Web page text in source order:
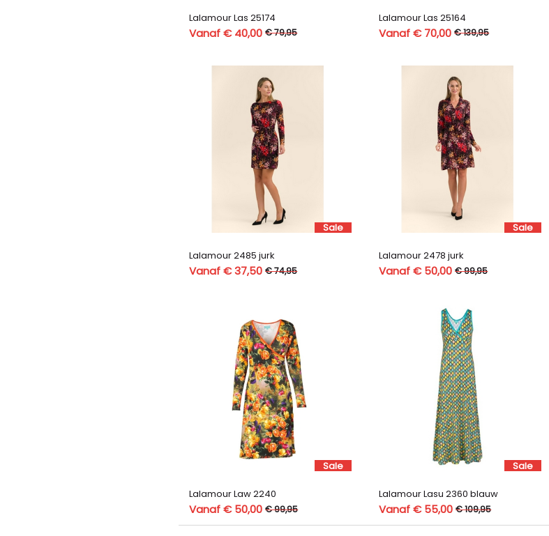
Lalamour Las 25174
Vanaf € 40,00 € 79,95
Lalamour Las 25164
Vanaf € 70,00 € 139,95
Sale
Lalamour 2485 jurk
Vanaf € 37,50 € 74,95
Sale
Lalamour 2478 jurk
Vanaf € 50,00 € 99,95
Sale
Lalamour Law 2240
Vanaf € 50,00 € 99,95
Sale
Lalamour Lasu 2360 blauw
Vanaf € 55,00 € 109,95